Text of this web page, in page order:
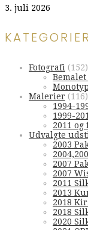
3. juli 2026
KATEGORIER
Fotografi (152)
Bemalet
Malerier (116)
1994-
1999-
2011 og
Udvalgte
2003
2007
2007
2011
2013
2018
2018
2020